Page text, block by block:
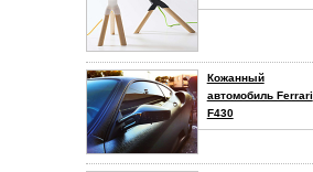
Кожанный
автомобиль Ferrari
F430